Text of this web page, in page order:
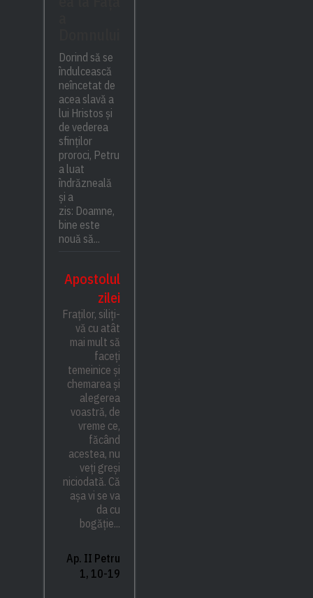
Dorind să se
îndulcească
neîncetat de
acea slavă a
lui Hristos și
de vederea
sfinților
proroci, Petru
a luat
îndrăzneală
și a
zis: Doamne,
bine este
nouă să...
Apostolul
zilei
Fraților, siliți-
vă cu atât
mai mult să
faceți
temeinice și
chemarea și
alegerea
voastră, de
vreme ce,
făcând
acestea, nu
veți greși
niciodată. Că
așa vi se va
da cu
bogăție...
Ap. II Petru
1, 10-19